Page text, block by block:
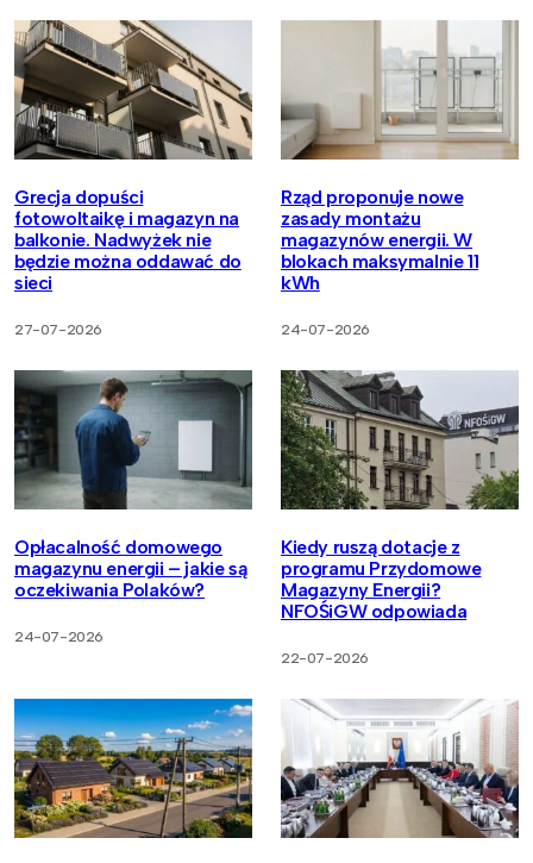
Grecja dopuści
fotowoltaikę i magazyn na
balkonie. Nadwyżek nie
będzie można oddawać do
sieci
27-07-2026
Rząd proponuje nowe
zasady montażu
magazynów energii. W
blokach maksymalnie 11
kWh
24-07-2026
Opłacalność domowego
magazynu energii – jakie są
oczekiwania Polaków?
24-07-2026
Kiedy ruszą dotacje z
programu Przydomowe
Magazyny Energii?
NFOŚiGW odpowiada
22-07-2026